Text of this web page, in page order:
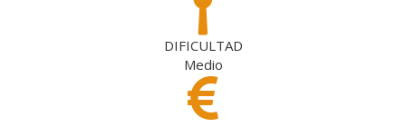
DIFICULTAD
Medio